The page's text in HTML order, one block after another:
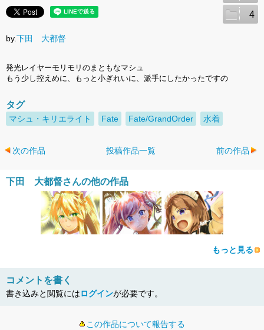
4
by.下田 大都督
発光レイヤーモリモリのまともなマシュ
もう少し控えめに、もっと小ぎれいに、派手にしたかったですの
タグ
マシュ・キリエライト Fate Fate/GrandOrder 水着
次の作品 投稿作品一覧 前の作品
下田 大都督さんの他の作品
もっと見る
コメントを書く
書き込みと閲覧にはログインが必要です。
この作品について報告する